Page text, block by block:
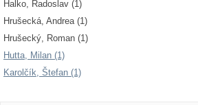
Halko, Radoslav (1)
Hrušecká, Andrea (1)
Hrušecký, Roman (1)
Hutta, Milan (1)
Karolčík, Štefan (1)